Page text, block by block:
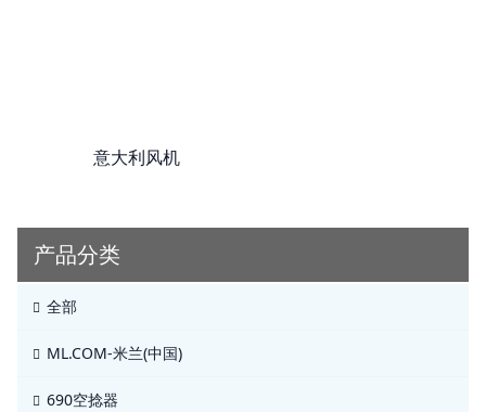
意大利风机
产品分类
全部
ML.COM-米兰(中国)
690空捻器